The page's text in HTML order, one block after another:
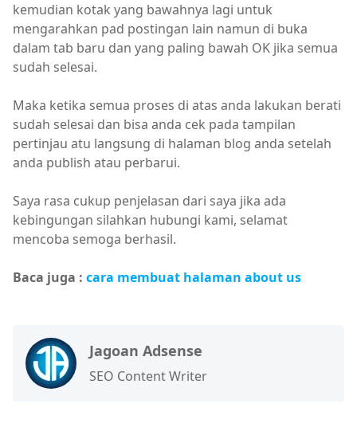
kemudian kotak yang bawahnya lagi untuk
mengarahkan pad postingan lain namun di buka
dalam tab baru dan yang paling bawah OK jika semua
sudah selesai.
Maka ketika semua proses di atas anda lakukan berati
sudah selesai dan bisa anda cek pada tampilan
pertinjau atu langsung di halaman blog anda setelah
anda publish atau perbarui.
Saya rasa cukup penjelasan dari saya jika ada
kebingungan silahkan hubungi kami, selamat
mencoba semoga berhasil.
Baca juga : cara membuat halaman about us
Jagoan Adsense
SEO Content Writer